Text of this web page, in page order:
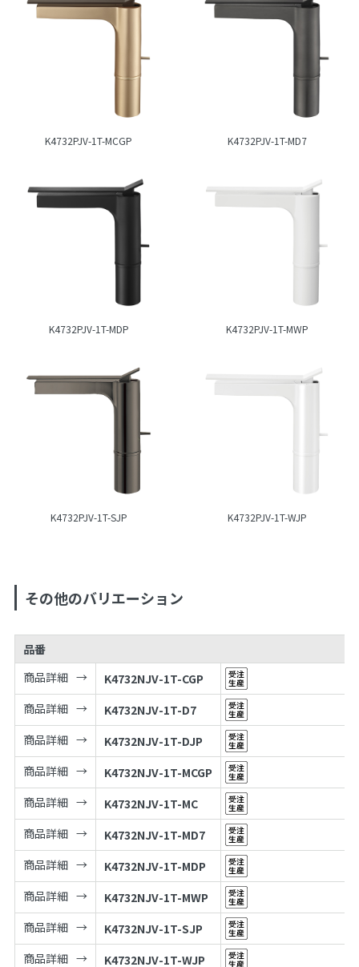
K4732PJV-1T-MCGP K4732PJV-1T-MD7
K4732PJV-1T-MDP K4732PJV-1T-MWP
K4732PJV-1T-SJP K4732PJV-1T-WJP
その他のバリエーション
品番
商品詳細
K4732NJV-1T-CGP
商品詳細
K4732NJV-1T-D7
商品詳細
K4732NJV-1T-DJP
商品詳細
K4732NJV-1T-MCGP
商品詳細
K4732NJV-1T-MC
商品詳細
K4732NJV-1T-MD7
商品詳細
K4732NJV-1T-MDP
商品詳細
K4732NJV-1T-MWP
商品詳細
K4732NJV-1T-SJP
商品詳細
K4732NJV-1T-WJP